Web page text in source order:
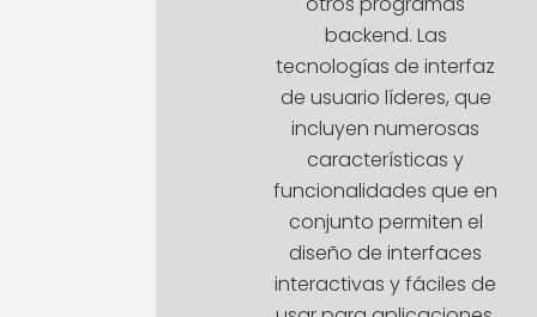
backend. Las
tecnologías de interfaz
de usuario líderes, que
incluyen numerosas
características y
funcionalidades que en
conjunto permiten el
diseño de interfaces
interactivas y fáciles de